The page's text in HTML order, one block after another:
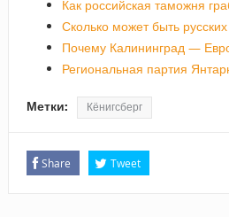
Как российская таможня
Сколько может быть русских
Почему Калининград —
Региональная партия
Метки: Кёнигсберг
Share Tweet